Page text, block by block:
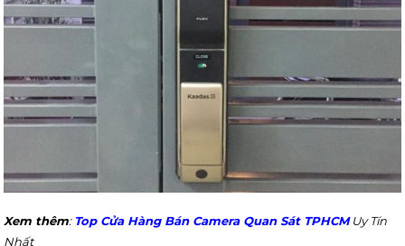
Xem thêm: Top Cửa Hàng Bán Camera Quan Sát TPHCMUy Tín
Nhất